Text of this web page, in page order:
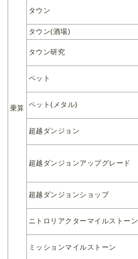
乗算
タウン
タウン(酒場)
タウン研究
ペット
ペット(メタル)
超越ダンジョン
超越ダンジョンアップグレード
超越ダンジョンショップ
ニトロリアクターマイルストーン
ミッションマイルストーン